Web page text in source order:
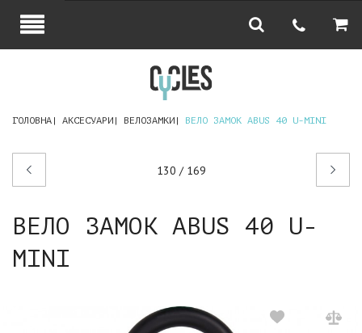
ГОЛОВНА АКСЕСУАРИ ВЕЛОЗАМКИ ВЕЛО ЗАМОК ABUS 40 U-MINI
130 / 169
Наступний
ВЕЛО ЗАМОК ABUS 40 U-
MINI